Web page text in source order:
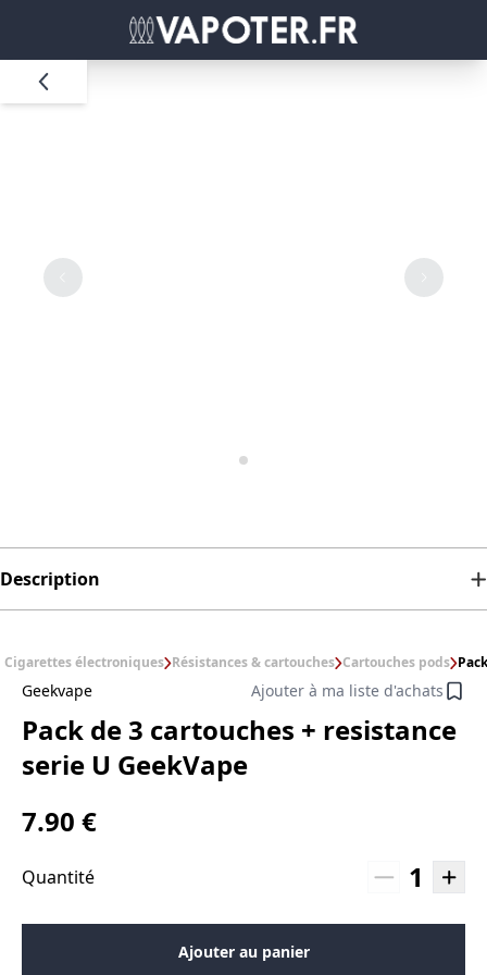
Description
Cigarettes électroniques Résistances & cartouches Cartouches pods
Geekvape Ajouter à ma liste d'achats
Pack de 3 cartouches + resistance
serie U GeekVape
7.90 €
Quantité 1
Ajouter au panier